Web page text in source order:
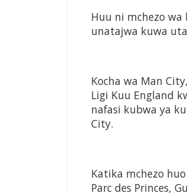
Huu ni mchezo wa
unatajwa kuwa
Kocha wa Man
Ligi Kuu England
nafasi kubwa ya
City.
Katika mchezo huo
Parc des Princes,